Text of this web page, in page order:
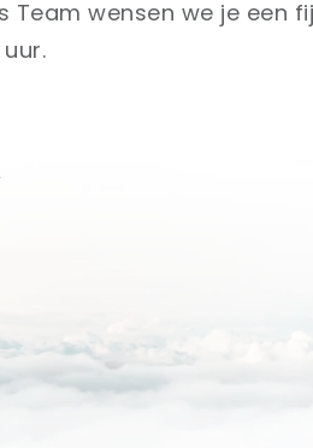
Team wensen we je een